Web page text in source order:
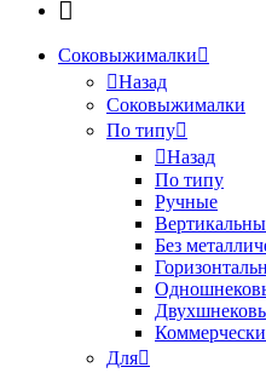
Соковыжималки
Назад
Соковыжималки
По типу
Назад
По типу
Ручные
Без
Для